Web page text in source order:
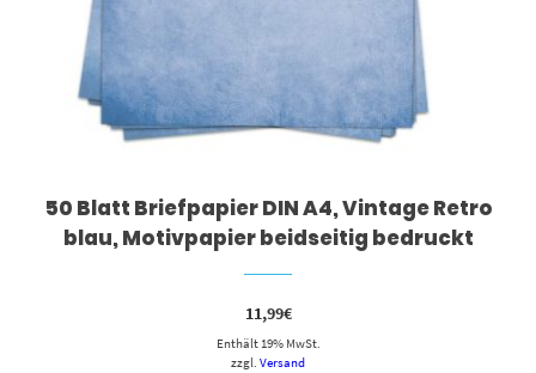
50 Blatt Briefpapier DIN A4, Vintage Retro
blau, Motivpapier beidseitig bedruckt
11,99€
Enthält 19% MwSt.
zzgl. Versand